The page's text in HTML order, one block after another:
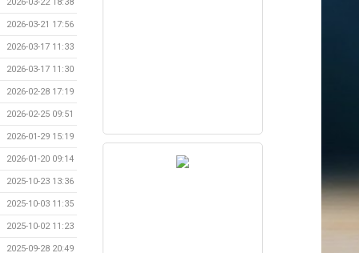
2026-03-21 17:56
2026-03-17 11:33
2026-03-17 11:30
2026-02-28 17:19
2026-02-25 09:51
2026-01-29 15:19
2026-01-20 09:14
2025-10-23 13:36
2025-10-03 11:35
2025-10-02 11:23
2025-09-28 20:49